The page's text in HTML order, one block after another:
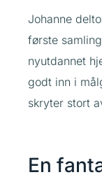
Johanne
første
nyutdannet
godt inn i
skryter stort
En